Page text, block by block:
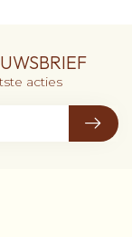
acties